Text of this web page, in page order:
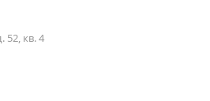
52, кв. 4